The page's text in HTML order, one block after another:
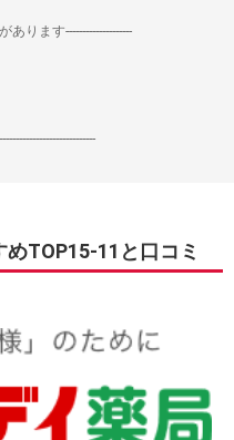
あります--------------------
TOP15-11と口コミ